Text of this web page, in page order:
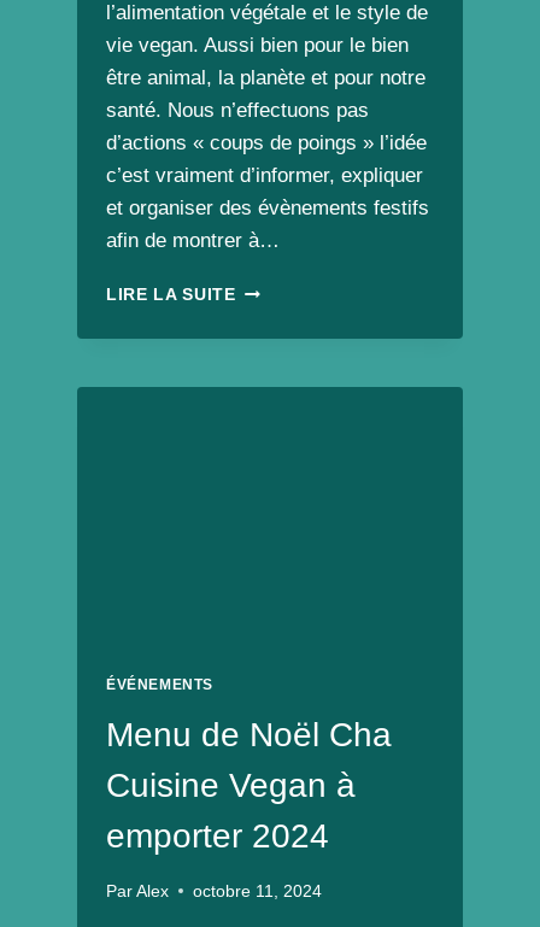
l’alimentation végétale et le style de
vie vegan. Aussi bien pour le bien
être animal, la planète et pour notre
santé. Nous n’effectuons pas
d’actions « coups de poings » l’idée
c’est vraiment d’informer, expliquer
et organiser des évènements festifs
afin de montrer à…
LIRE LA SUITEASSOCIATION
EN
ÉVÉNEMENTS
Menu de Noël Cha
Cuisine Vegan à
emporter 2024
Par Alex octobre 11, 2024